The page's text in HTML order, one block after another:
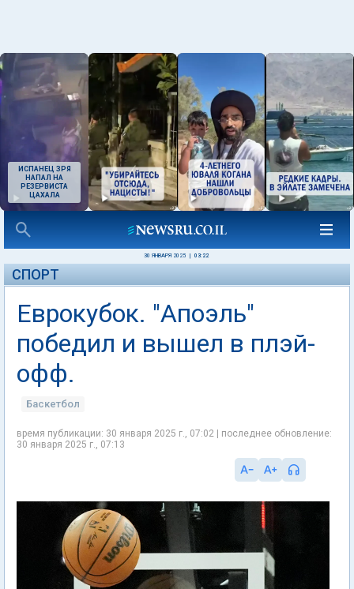
ИСПАНЕЦ ЗРЯ
НАПАЛ НА
РЕЗЕРВИСТА
ЦАХАЛА
30 ЯНВАРЯ 2025 03:22
СПОРТ
Еврокубок. "Апоэль"
победил и вышел в плэй-
офф.
Баскетбол
время публикации: 30 января 2025 г., 07:02 | последнее обновление:
30 января 2025 г., 07:13